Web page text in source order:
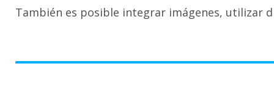
También es posible integrar imágenes, utilizar